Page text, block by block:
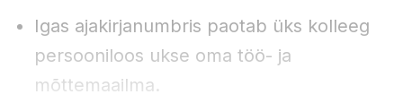
Igas ajakirjanumbris paotab üks kolleeg
persooniloos ukse oma töö- ja
mõttemaailma.